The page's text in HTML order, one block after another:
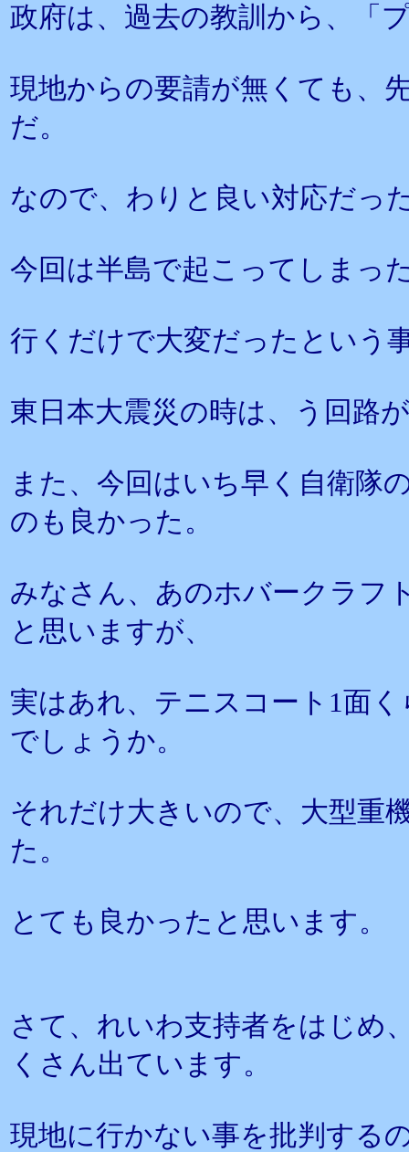
政府は、過去の教訓から、「
現地からの要請が無くても、
だ。
なので、わりと良い対応だっ
今回は半島で起こってしまっ
行くだけで大変だったという
東日本大震災の時は、う回路
また、今回はいち早く自衛隊
のも良かった。
みなさん、あのホバークラフ
と思いますが、
実はあれ、テニスコート1面
でしょうか。
それだけ大きいので、大型重
た。
とても良かったと思います。
さて、れいわ支持者をはじめ
くさん出ています。
現地に行かない事を批判する